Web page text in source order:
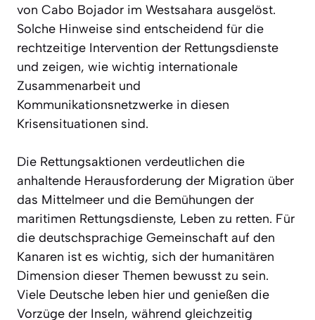
von Cabo Bojador im Westsahara ausgelöst.
Solche Hinweise sind entscheidend für die
rechtzeitige Intervention der Rettungsdienste
und zeigen, wie wichtig internationale
Zusammenarbeit und
Kommunikationsnetzwerke in diesen
Krisensituationen sind.
Die Rettungsaktionen verdeutlichen die
anhaltende Herausforderung der Migration über
das Mittelmeer und die Bemühungen der
maritimen Rettungsdienste, Leben zu retten. Für
die deutschsprachige Gemeinschaft auf den
Kanaren ist es wichtig, sich der humanitären
Dimension dieser Themen bewusst zu sein.
Viele Deutsche leben hier und genießen die
Vorzüge der Inseln, während gleichzeitig